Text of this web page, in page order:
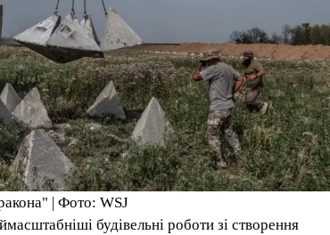
| Фото: WSJ
будівельні роботи зі створення